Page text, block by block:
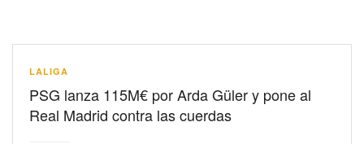
LALIGA
PSG lanza 115M€ por Arda Güler y pone al
Real Madrid contra las cuerdas